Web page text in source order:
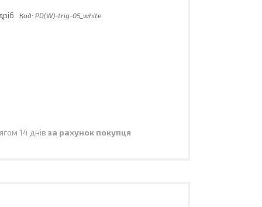
Код: PD(W)-trig-05_white
14 днів за рахунок покупця